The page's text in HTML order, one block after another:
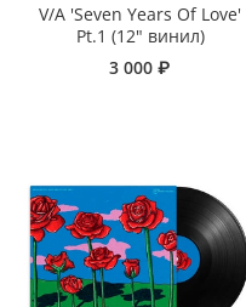
V/A 'Seven Years Of Love'
Pt.1 (12" винил)
3 000 ₽